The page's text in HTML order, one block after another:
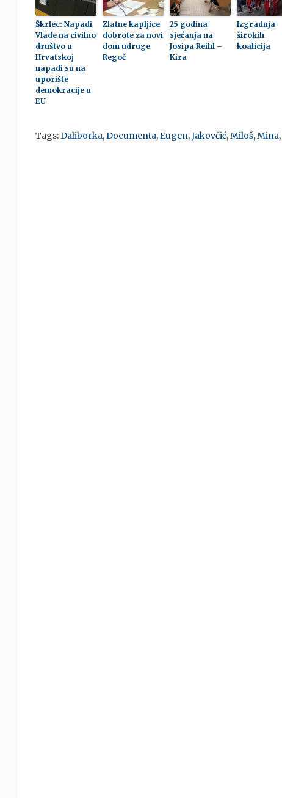
Škrlec: Napadi
Vlade na civilno
društvo u
Hrvatskoj
napadi su na
uporište
demokracije u
EU
Zlatne kapljice
dobrote za novi
dom udruge
Regoč
25 godina
sjećanja na
Josipa Reihl –
Kira
Izgradnja
širokih
koalicija
Tags:Daliborka,Documenta,Eugen,Jakovčić,Miloš,Mina,